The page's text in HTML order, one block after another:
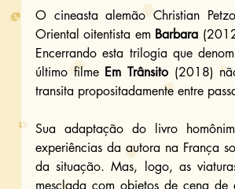
O cineasta alemão Christian
Oriental oitentista em Barbara
Encerrando esta trilogia que
último filme Em Trânsito (2018)
transita propositadamente entre
Sua adaptação do livro
experiências da autora na França
da situação. Mas, logo, as
mesclada com objetos de cena